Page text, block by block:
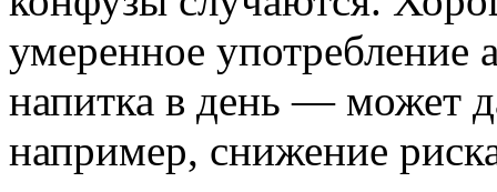
умеренное
напитка в день — может
например, снижение